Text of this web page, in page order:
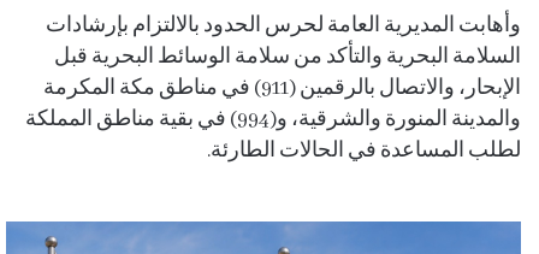
وأهابت المديرية العامة لحرس الحدود بالالتزام بإرشادات
السلامة البحرية والتأكد من سلامة الوسائط البحرية قبل
الإبحار، والاتصال بالرقمين (911) في مناطق مكة المكرمة
والمدينة المنورة والشرقية، و(994) في بقية مناطق المملكة
لطلب المساعدة في الحالات الطارئة.